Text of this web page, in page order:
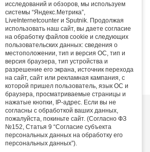
исследований и обзоров, мы используем
системы “Яндекс.Метрика”,
LiveInternetcounter и Sputnik. Продолжая
использовать наш сайт, вы даете согласие
на обработку файлов cookie и следующих
пользовательских данных: сведения о
местоположении, тип и версия ОС, тип и
версия браузера, тип устройства и
разрешение его экрана, источник перехода
на сайт, сайт или рекламная кампания, с
которой пришел пользователь, язык ОС и
браузера, просматриваемые страницы и
нажатые кнопки, IP-адрес. Если вы не
согласны с обработкой ваших данных,
пожалуйста, покиньте сайт. (Согласно ФЗ
№152, Статья 9 “Согласие субъекта
персональных данных на обработку его
персональных данных”).
на сайт.